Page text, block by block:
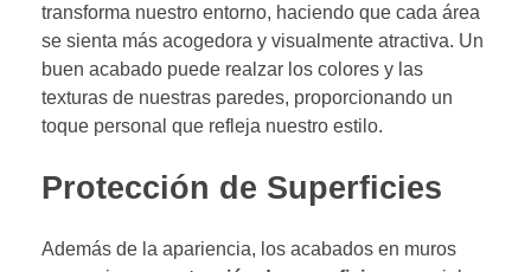
transforma nuestro entorno, haciendo que cada área
se sienta más acogedora y visualmente atractiva. Un
buen acabado puede realzar los colores y las
texturas de nuestras paredes, proporcionando un
toque personal que refleja nuestro estilo.
Protección de Superficies
Además de la apariencia, los acabados en muros